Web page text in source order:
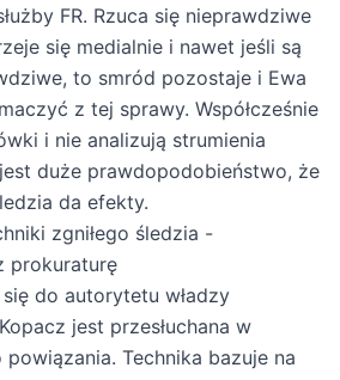
FR. Rzuca się nieprawdziwe
się medialnie i nawet jeśli są
to smród pozostaje i Ewa
z tej sprawy. Współcześnie
i nie analizują strumienia
duże prawdopodobieństwo, że
da efekty.
zgniłego śledzia -
prokuraturę
do autorytetu władzy
jest przesłuchana w
Technika bazuje na